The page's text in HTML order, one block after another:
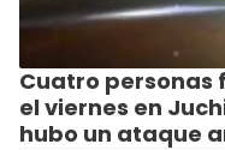
Cuatro personas
el viernes en
hubo un ataque